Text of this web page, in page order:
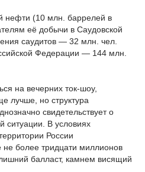
нефти (10 млн. баррелей в
её добычи в Саудовской
саудитов — 32 млн. чел.
Федерации — 144 млн.
на вечерних ток-шоу,
лучше, но структура
свидетельствует о
ситуации. В условиях
России
более тридцати миллионов
балласт, камнем висящий